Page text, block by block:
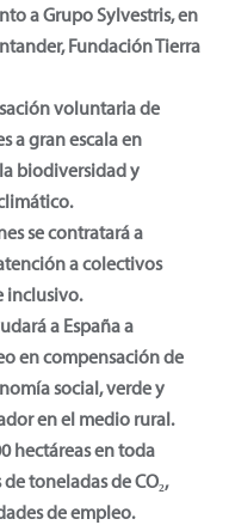
a Grupo Sylvestris, en
Fundación Tierra
voluntaria de
a gran escala en
biodiversidad y
se contratará a
a colectivos
inclusivo.
a España a
en compensación de
social, verde y
en el medio rural.
hectáreas en toda
toneladas de CO₂,
de empleo.